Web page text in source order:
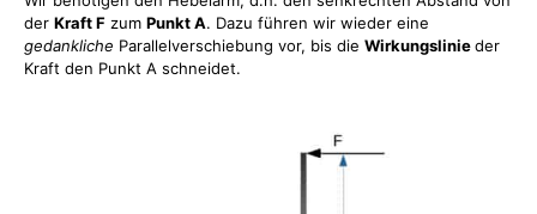
der Kraft F zum Punkt A. Dazu führen wir wieder eine
gedankliche Parallelverschiebung vor, bis die Wirkungslinieder
Kraft den Punkt A schneidet.